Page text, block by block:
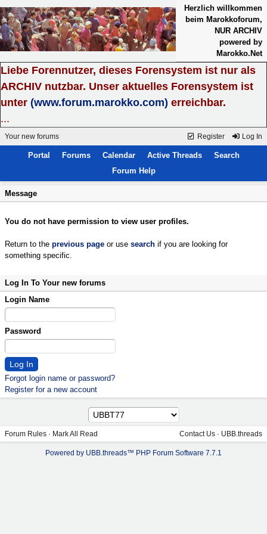
Herzlich willkommen
beim Marokkoforum,
NUR ARCHIV
powered by
Marokko.Net
Liebe Forennutzer, dieses Forensystem ist nur als
ARCHIV nutzbar. Unser aktuelles Forensystem ist
unter (www.forum.marokko.com) erreichbar.
...
Register Log In
Your new forums
Portal Forums Calendar Active Threads
Search
Forum Help
Message
You do not have permission to view user profiles.
Return to the previous page or use search if you are looking for
something specific.
Log In To Your new forums
Login Name
Password
Forgot login name or password?
Register for a new account
Forum Rules · Mark All Read Contact Us · UBB.threads
Powered by UBB.threads™ PHP Forum Software 7.7.1